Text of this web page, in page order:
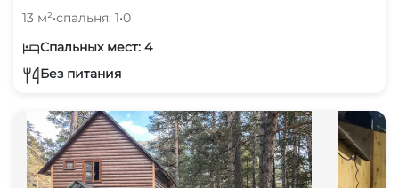
13 м²•спальня: 1•0
Спальных мест: 4
Без питания